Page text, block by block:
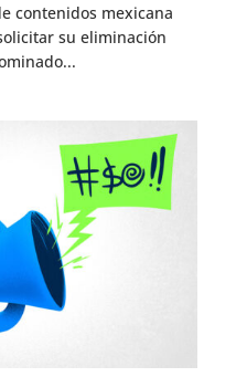
contenidos mexicana
su eliminación